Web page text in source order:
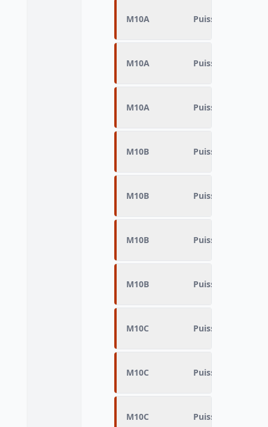
M10A Puissance fiscale
M10A Puissance fiscale
M10A Puissance fiscale
M10B Puissance fiscale
M10B Puissance fiscale
M10B Puissance fiscale
M10B Puissance fiscale
M10C Puissance fiscale
M10C Puissance fiscale
M10C Puissance fiscale